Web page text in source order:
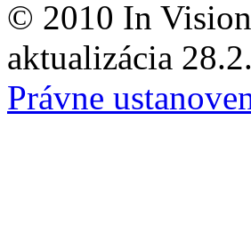
© 2010 In
aktualizácia
Právne